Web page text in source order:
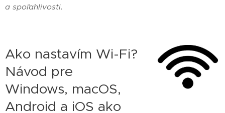
a spoľahlivosti.
Ako nastavím Wi-Fi?
Návod pre
Windows, macOS,
Android a iOS ako